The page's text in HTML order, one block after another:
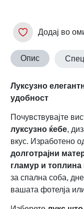
Додај во
Опис
Луксузно
удобност
Почувствувајте
луксузно ќебе,
вкус. Изработено
долготрајни
гламур и топлина
за спална соба,
вашата фотелја